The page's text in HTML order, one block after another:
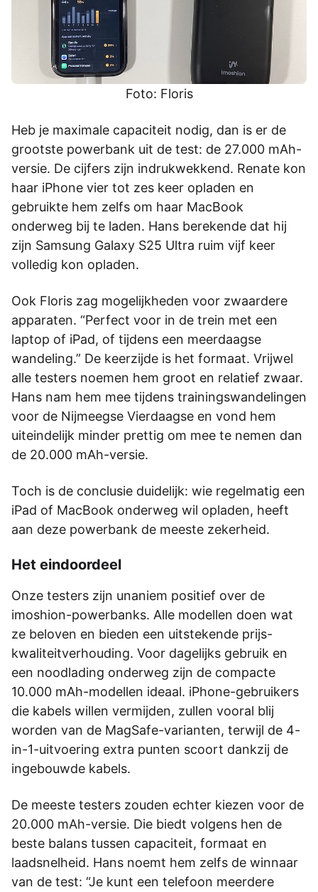
Foto: Floris
Heb je maximale capaciteit nodig, dan is er de
grootste powerbank uit de test: de 27.000 mAh-
versie. De cijfers zijn indrukwekkend. Renate kon
haar iPhone vier tot zes keer opladen en
gebruikte hem zelfs om haar MacBook
onderweg bij te laden. Hans berekende dat hij
zijn Samsung Galaxy S25 Ultra ruim vijf keer
volledig kon opladen.
Ook Floris zag mogelijkheden voor zwaardere
apparaten. “Perfect voor in de trein met een
laptop of iPad, of tijdens een meerdaagse
wandeling.” De keerzijde is het formaat. Vrijwel
alle testers noemen hem groot en relatief zwaar.
Hans nam hem mee tijdens trainingswandelingen
voor de Nijmeegse Vierdaagse en vond hem
uiteindelijk minder prettig om mee te nemen dan
de 20.000 mAh-versie.
Toch is de conclusie duidelijk: wie regelmatig een
iPad of MacBook onderweg wil opladen, heeft
aan deze powerbank de meeste zekerheid.
Het eindoordeel
Onze testers zijn unaniem positief over de
imoshion-powerbanks. Alle modellen doen wat
ze beloven en bieden een uitstekende prijs-
kwaliteitverhouding. Voor dagelijks gebruik en
een noodlading onderweg zijn de compacte
10.000 mAh-modellen ideaal. iPhone-gebruikers
die kabels willen vermijden, zullen vooral blij
worden van de MagSafe-varianten, terwijl de 4-
in-1-uitvoering extra punten scoort dankzij de
ingebouwde kabels.
De meeste testers zouden echter kiezen voor de
20.000 mAh-versie. Die biedt volgens hen de
beste balans tussen capaciteit, formaat en
laadsnelheid. Hans noemt hem zelfs de winnaar
van de test: “Je kunt een telefoon meerdere